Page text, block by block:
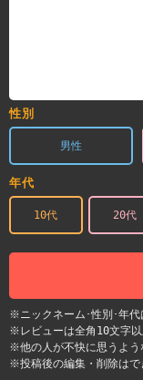
性別
男性
年代
10代 20代
※ニックネーム･性別･年代
※レビューは全角10文字以
※他の人が不快に思うよう
※投稿後の編集・削除はで